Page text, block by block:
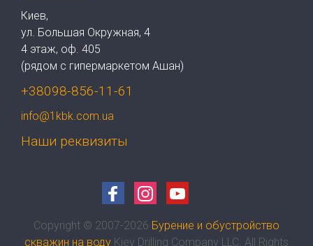
Киев,
ул. Большая Окружная, 4
4 этаж, оф. 405
(рядом с гипермаркетом Ашан)
+38098-856-11-61
info@1kbk.com.ua
Наши реквизиты
Copyright © 2007-2026 Бурение и обустройство
скважин на воду Kiev Drilling Company LLC. All Rights